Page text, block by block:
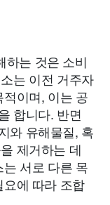
하는 것은 소비
는 이전 거주자
이며, 이는 공
합니다. 반면
와 유해물질, 혹
제거하는 데
서로 다른 목
에 따라 조합